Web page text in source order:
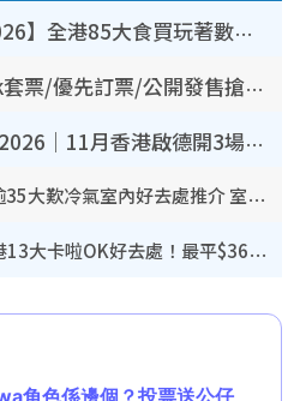
【8月生日優惠2026】全港85大食買玩著數攻略 自助餐/火鍋放題同行免費＋誠品/DONKI送現金券
人夫集團｜Klook套票/優先訂票/公開發售搶飛攻略！附票價.購票連結.場地座位表
BIGBANG演唱會2026｜11月香港啟德開3場！實名制VIP申請、優先購票攻略
香港室內好去處｜逾35大歎冷氣室內好去處推介 室內活動免費避雨無懼落雨
唱K推介2026︱全港13大卡啦OK好去處！最平$36起 日文K都有！(附地址+收費詳情)